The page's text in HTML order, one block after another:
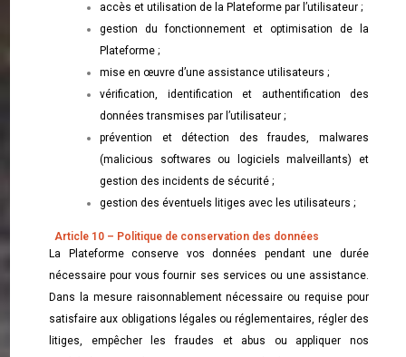
accès et utilisation de la Plateforme par l’utilisateur ;
gestion du fonctionnement et optimisation de la
Plateforme ;
mise en œuvre d’une assistance utilisateurs ;
vérification, identification et authentification des
données transmises par l’utilisateur ;
prévention et détection des fraudes, malwares
(malicious softwares ou logiciels malveillants) et
gestion des incidents de sécurité ;
gestion des éventuels litiges avec les utilisateurs ;
Article 10 – Politique de conservation des données
La Plateforme conserve vos données pendant une durée
nécessaire pour vous fournir ses services ou une assistance.
Dans la mesure raisonnablement nécessaire ou requise pour
satisfaire aux obligations légales ou réglementaires, régler des
litiges, empêcher les fraudes et abus ou appliquer nos